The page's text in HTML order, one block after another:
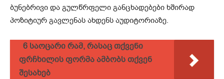
ბუნებრივი და გულწრფელი განცხადებები ხშირად
პოზიტიურ გავლენას ახდენს აუდიტორიაზე.
6 საოცარი რამ, რასაც თქვენი
ფრჩხილის ფორმა ამბობს თქვენ
შესახებ